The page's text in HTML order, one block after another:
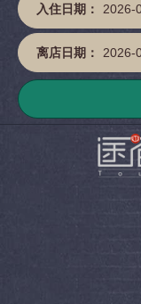
入住日期：
离店日期：